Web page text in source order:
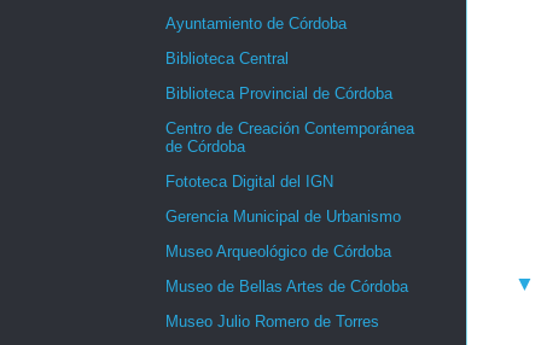
Ayuntamiento de Córdoba
Biblioteca Central
Biblioteca Provincial de Córdoba
Centro de Creación Contemporánea
de Córdoba
Fototeca Digital del IGN
Gerencia Municipal de Urbanismo
Museo Arqueológico de Córdoba
Museo de Bellas Artes de Córdoba
Museo Julio Romero de Torres